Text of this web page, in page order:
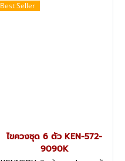
Best Seller
ไขควงชุด 6 ตัว KEN-572-
9090K